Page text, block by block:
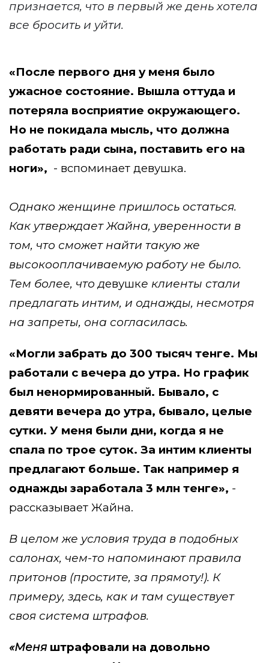
признается, что в первый же день хотела
все бросить и уйти.
«После первого дня у меня было
ужасное состояние. Вышла оттуда и
потеряла восприятие окружающего.
Но не покидала мысль, что должна
работать ради сына, поставить его на
ноги», - вспоминает девушка.
Однако женщине пришлось остаться.
Как утверждает Жайна, уверенности в
том, что сможет найти такую же
высокооплачиваемую работу не было.
Тем более, что девушке клиенты стали
предлагать интим, и однажды, несмотря
на запреты, она согласилась.
«Могли забрать до 300 тысяч тенге. Мы
работали с вечера до утра. Но график
был ненормированный. Бывало, с
девяти вечера до утра, бывало, целые
сутки. У меня были дни, когда я не
спала по трое суток. За интим клиенты
предлагают больше. Так например я
однажды заработала 3 млн тенге», -
рассказывает Жайна.
В целом же условия труда в подобных
салонах, чем-то напоминают правила
притонов (простите, за прямоту!). К
примеру, здесь, как и там существует
своя система штрафов.
«Меня штрафовали на довольно